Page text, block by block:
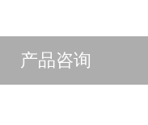
产品咨询